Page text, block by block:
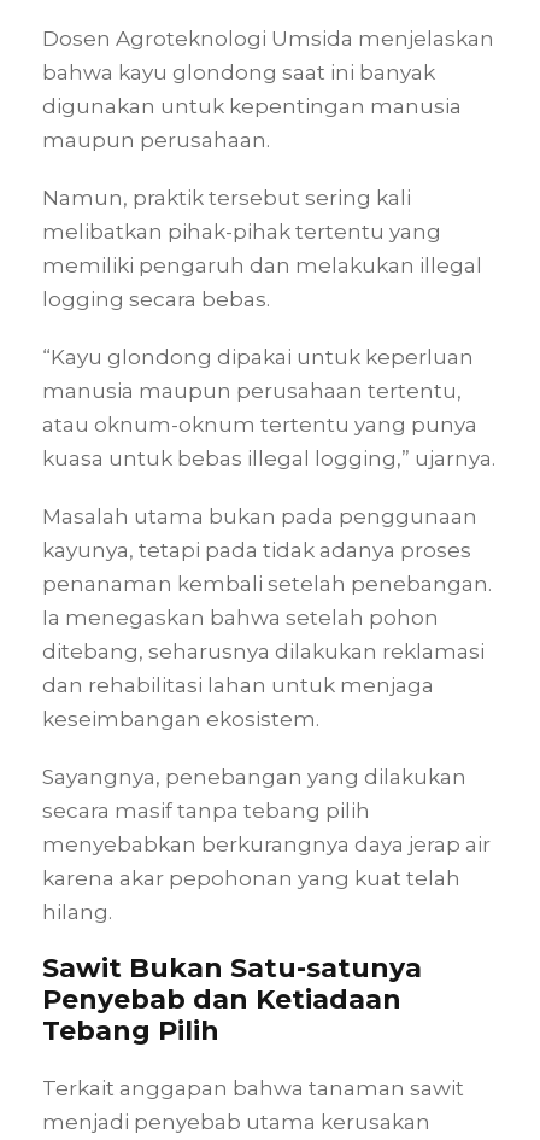
Dosen Agroteknologi Umsida menjelaskan
bahwa kayu glondong saat ini banyak
digunakan untuk kepentingan manusia
maupun perusahaan.
Namun, praktik tersebut sering kali
melibatkan pihak-pihak tertentu yang
memiliki pengaruh dan melakukan illegal
logging secara bebas.
“Kayu glondong dipakai untuk keperluan
manusia maupun perusahaan tertentu,
atau oknum-oknum tertentu yang punya
kuasa untuk bebas illegal logging,” ujarnya.
Masalah utama bukan pada penggunaan
kayunya, tetapi pada tidak adanya proses
penanaman kembali setelah penebangan.
Ia menegaskan bahwa setelah pohon
ditebang, seharusnya dilakukan reklamasi
dan rehabilitasi lahan untuk menjaga
keseimbangan ekosistem.
Sayangnya, penebangan yang dilakukan
secara masif tanpa tebang pilih
menyebabkan berkurangnya daya jerap air
karena akar pepohonan yang kuat telah
hilang.
Sawit Bukan Satu-satunya
Penyebab dan Ketiadaan
Tebang Pilih
Terkait anggapan bahwa tanaman sawit
menjadi penyebab utama kerusakan